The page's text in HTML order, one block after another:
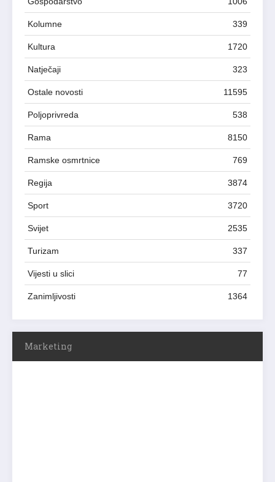
Kolumne 339
Kultura 1720
Natječaji 323
Ostale novosti 11595
Poljoprivreda 538
Rama 8150
Ramske osmrtnice 769
Regija 3874
Sport 3720
Svijet 2535
Turizam 337
Vijesti u slici 77
Zanimljivosti 1364
Marketing